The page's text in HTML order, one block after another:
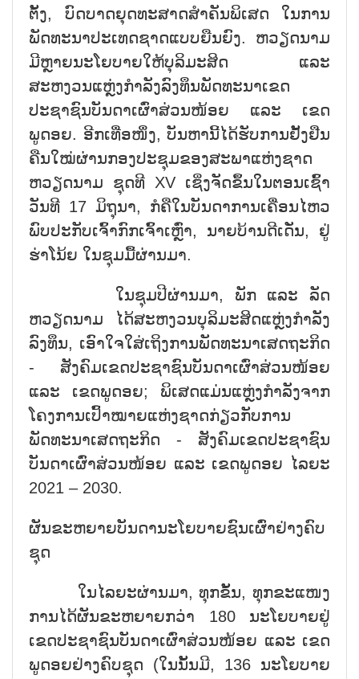
ຕັ້ງ, ບົດບາດຍຸດທະສາດສຳຄັນພິເສດ ໃນການ
ພັດທະນາປະເທດຊາດແບບຍືນຍົງ. ຫວຽດນາມ
ມີຫຼາຍນະໂຍບາຍໃຫ້ບຸລິມະສິດ ແລະ
ສະຫງວນແຫຼ່ງກຳລັງລົງທຶນພັດທະນາເຂດ
ປະຊາຊົນບັນດາເຜົ່າສ່ວນໜ້ອຍ ແລະ ເຂດ
ພູດອຍ. ອີກເທື່ອໜຶ່ງ, ບັນຫານີ້ໄດ້ຮັບການຢັ້ງຢືນ
ຄືນໃໝ່ຜ່ານກອງປະຊຸມຂອງສະພາແຫ່ງຊາດ
ຫວຽດນາມ ຊຸດທີ XV ເຊິ່ງຈັດຂຶ້ນໃນຕອນເຊົ້າ
ວັນທີ 17 ມິຖຸນາ, ກໍຄືໃນບັນດາການເຄື່ອນໄຫວ
ພົບປະກັບເຈົ້າກົກເຈົ້າເຫຼົ່າ, ນາຍບ້ານດີເດັ່ນ, ຢູ່
ຮ່າໂນ້ຍ ໃນຊຸມມື້ຜ່ານມາ.
ໃນຊຸມປີຜ່ານມາ, ພັກ ແລະ ລັດ
ຫວຽດນາມ ໄດ້ສະຫງວນບຸລິມະສິດແຫຼ່ງກຳລັງ
ລົງທຶນ, ເອົາໃຈໃສ່ເຖິງການພັດທະນາເສດຖະກິດ
- ສັງຄົມເຂດປະຊາຊົນບັນດາເຜົ່າສ່ວນໜ້ອຍ
ແລະ ເຂດພູດອຍ; ພິເສດແມ່ນແຫຼ່ງກຳລັງຈາກ
ໂຄງການເປົ້າໝາຍແຫ່ງຊາດກ່ຽວກັບການ
ພັດທະນາເສດຖະກິດ - ສັງຄົມເຂດປະຊາຊົນ
ບັນດາເຜົ່າສ່ວນໜ້ອຍ ແລະ ເຂດພູດອຍ ໄລຍະ
2021 – 2030.
ຜັນຂະຫຍາຍບັນດານະໂຍບາຍຊົນເຜົ່າຢ່າງຄົບ
ຊຸດ
ໃນໄລຍະຜ່ານມາ, ທຸກຂັ້ນ, ທຸກຂະແໜງ
ການໄດ້ຜັນຂະຫຍາຍກວ່າ 180 ນະໂຍບາຍຢູ່
ເຂດປະຊາຊົນບັນດາເຜົ່າສ່ວນໜ້ອຍ ແລະ ເຂດ
ພູດອຍຢ່າງຄົບຊຸດ (ໃນນັ້ນມີ, 136 ນະໂຍບາຍ